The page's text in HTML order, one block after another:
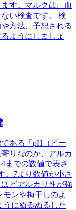
す。マルクは、血
い検査です。 検
方法、予想される
ようにしましょ
ある「pH（ピー
りなのか、アルカ
までの数値で表さ
。7より数値が小さ
どアルカリ性が強
モンや梅干しのよ
うにぬるぬるした